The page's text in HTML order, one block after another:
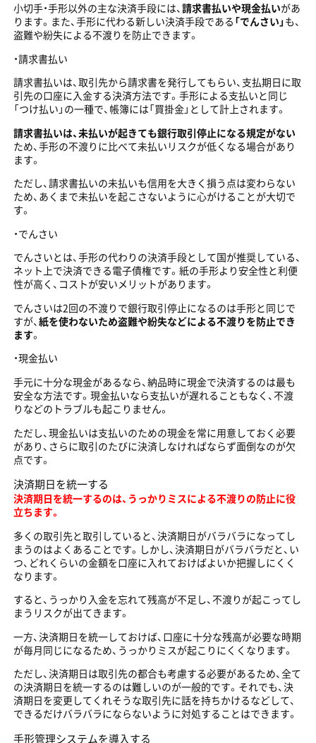
小切手・手形以外の主な決済手段には、請求書払いや現金払いがあ
ります。また、手形に代わる新しい決済手段である 「でんさい」 も、
盗難や紛失による不渡りを防止できます。
・請求書払い
請求書払いは、取引先から請求書を発行してもらい、支払期日に取
引先の口座に入金する決済方法です。手形による支払いと同じ
「つけ払い」の一種で、帳簿には「買掛金」として計上されます。
請求書払いは、未払いが起きても銀行取引停止になる規定がない
ため、手形の不渡りに比べて未払いリスクが低くなる場合があり
ます。
ただし、請求書払いの未払いも信用を大きく損う点は変わらない
ため、あくまで未払いを起こさないように心がけることが大切で
す。
・でんさい
でんさいとは、手形の代わりの決済手段として国が推奨している、
ネット上で決済できる電子債権です。紙の手形より安全性と利便
性が高く、コストが安いメリットがあります。
でんさいは2回の不渡りで銀行取引停止になるのは手形と同じで
すが、 紙を使わないため盗難や紛失などによる不渡りを防止でき
ます。
・現金払い
手元に十分な現金があるなら、納品時に現金で決済するのは最も
安全な方法です。現金払いなら支払いが遅れることもなく、不渡
りなどのトラブルも起こりません。
ただし、現金払いは支払いのための現金を常に用意しておく必要
があり、さらに取引のたびに決済しなければならず面倒なのが欠
点です。
決済期日を統一する
決済期日を統一するのは、うっかりミスによる不渡りの防止に役
立ちます。
多くの取引先と取引していると、決済期日がバラバラになってし
まうのはよくあることです。しかし、決済期日がバラバラだと、い
つ、どれくらいの金額を口座に入れておけばよいか把握しにくく
なります。
すると、うっかり入金を忘れて残高が不足し、不渡りが起こってし
まうリスクが出てきます。
一方、決済期日を統一しておけば、口座に十分な残高が必要な時期
が毎月同じになるため、うっかりミスが起こりにくくなります。
ただし、決済期日は取引先の都合も考慮する必要があるため、全て
の決済期日を統一するのは難しいのが一般的です。それでも、決
済期日を変更してくれそうな取引先に話を持ちかけるなどして、
できるだけバラバラにならないように対処することはできます。
手形管理システムを導入する